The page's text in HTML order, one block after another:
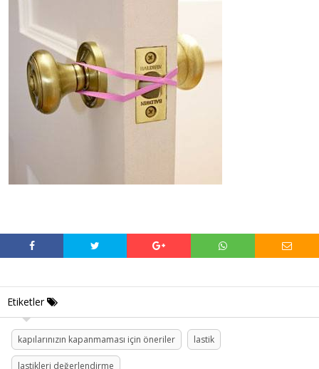
Etiketler
kapılarınızın kapanmaması için öneriler lastik
lastikleri değerlendirme